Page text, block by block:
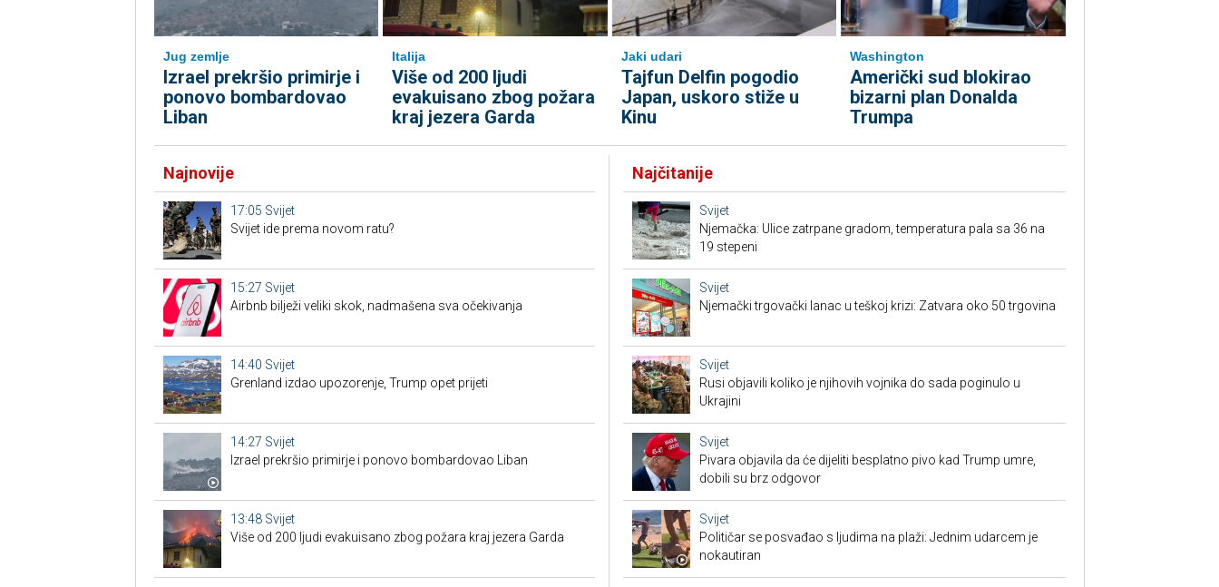
Jug zemlje
Izrael prekršio primirje i
ponovo bombardovao
Liban
Italija
Više od 200 ljudi
evakuisano zbog požara
kraj jezera Garda
Jaki udari
Tajfun Delfin pogodio
Japan, uskoro stiže u
Kinu
Washington
Američki sud blokirao
bizarni plan Donalda
Trumpa
Najnovije
17:05 Svijet
Svijet ide prema novom ratu?
15:27 Svijet
Airbnb bilježi veliki skok, nadmašena sva očekivanja
14:40 Svijet
Grenland izdao upozorenje, Trump opet prijeti
14:27 Svijet
Izrael prekršio primirje i ponovo bombardovao Liban
13:48 Svijet
Više od 200 ljudi evakuisano zbog požara kraj jezera Garda
Najčitanije
Svijet
Njemačka: Ulice zatrpane gradom, temperatura pala sa 36 na
19 stepeni
Svijet
Njemački trgovački lanac u teškoj krizi: Zatvara oko 50 trgovina
Svijet
Rusi objavili koliko je njihovih vojnika do sada poginulo u
Ukrajini
Svijet
Pivara objavila da će dijeliti besplatno pivo kad Trump umre,
dobili su brz odgovor
Svijet
Političar se posvađao s ljudima na plaži: Jednim udarcem je
nokautiran